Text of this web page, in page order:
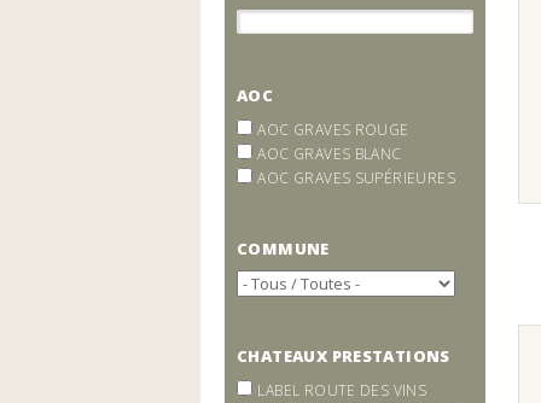
AOC
AOC GRAVES ROUGE
AOC GRAVES BLANC
AOC GRAVES SUPÉRIEURES
COMMUNE
CHATEAUX PRESTATIONS
LABEL ROUTE DES VINS